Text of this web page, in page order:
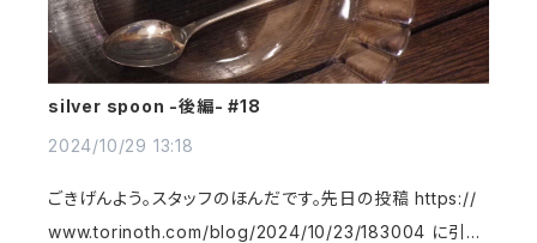
silver spoon -後編- #18
2024/10/29 13:18
ごきげんよう。スタッフのほんだです。先日の投稿 https://
www.torinoth.com/blog/2024/10/23/183004 に引き